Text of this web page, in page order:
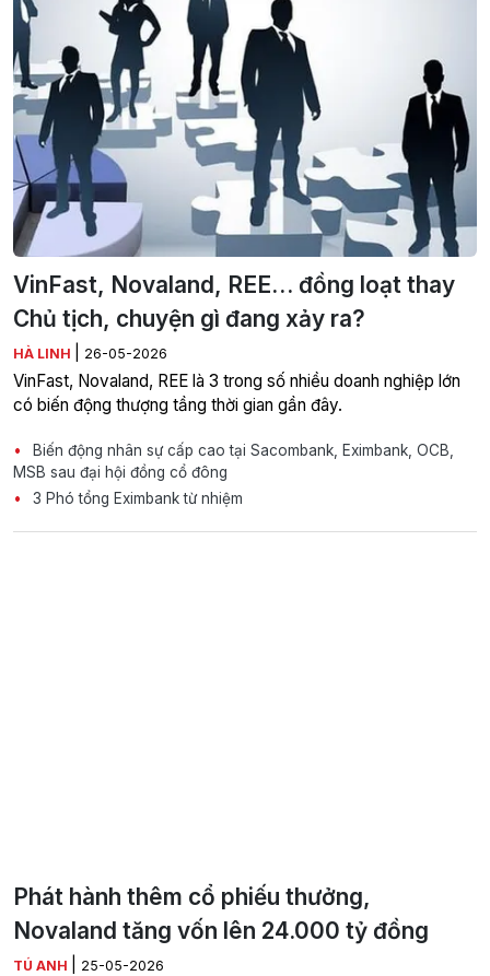
VinFast, Novaland, REE… đồng loạt thay
Chủ tịch, chuyện gì đang xảy ra?
HÀ LINH 26-05-2026
VinFast, Novaland, REE là 3 trong số nhiều doanh nghiệp lớn
có biến động thượng tầng thời gian gần đây.
Biến động nhân sự cấp cao tại Sacombank, Eximbank, OCB,
MSB sau đại hội đồng cổ đông
3 Phó tổng Eximbank từ nhiệm
Phát hành thêm cổ phiếu thưởng,
Novaland tăng vốn lên 24.000 tỷ đồng
TÚ ANH 25-05-2026